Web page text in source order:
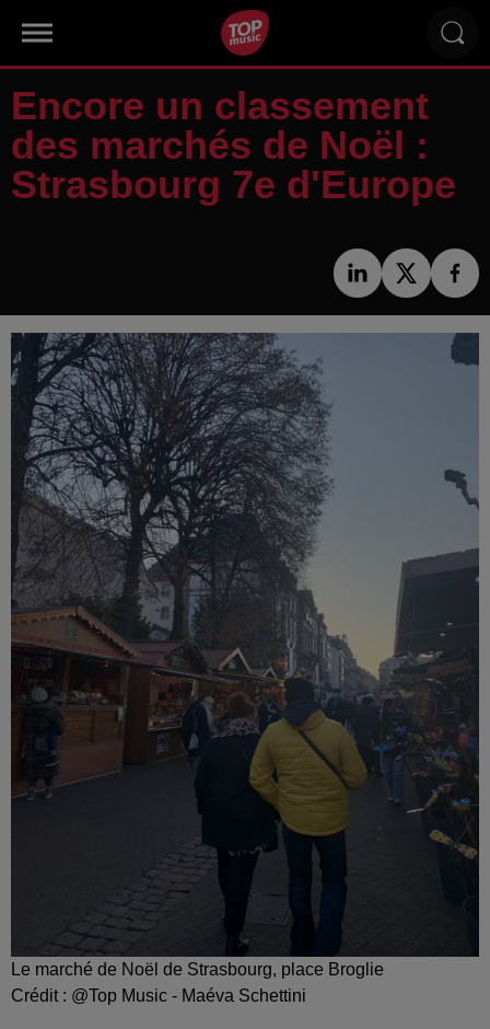
Encore un classement
des marchés de Noël :
Strasbourg 7e d'Europe
Le marché de Noël de Strasbourg, place Broglie
Crédit : @Top Music - Maéva Schettini